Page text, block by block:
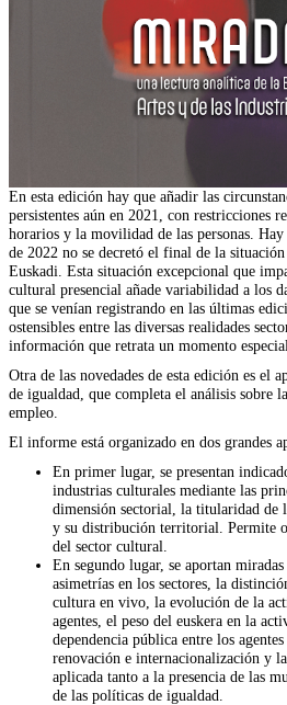
En esta edición hay que añadir las
persistentes aún en 2021, con restricciones
horarios y la movilidad de las personas.
de 2022 no se decretó el final de la
Euskadi. Esta situación excepcional que
cultural presencial añade variabilidad a los
que se venían registrando en las últimas
ostensibles entre las diversas realidades
información que retrata un momento
Otra de las novedades de esta edición es el
de igualdad, que completa el análisis sobre
empleo.
El informe está organizado en dos grandes
En primer lugar, se presentan
industrias culturales mediante las
dimensión sectorial, la titularidad de
y su distribución territorial. Permite
del sector cultural.
En segundo lugar, se aportan
asimetrías en los sectores, la
cultura en vivo, la evolución de la
agentes, el peso del euskera en la
dependencia pública entre los
renovación e internacionalización y
aplicada tanto a la presencia de las
de las políticas de igualdad.